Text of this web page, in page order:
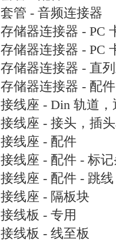
套管 - 音频连接器
存储器连接器 - PC
存储器连接器 - PC
存储器连接器 - 直
存储器连接器 - 配件
接线座 - Din 轨道，
接线座 - 接头，插
接线座 - 配件
接线座 - 配件 - 标
接线座 - 配件 - 跳线
接线座 - 隔板块
接线板 - 专用
接线板 - 线至板